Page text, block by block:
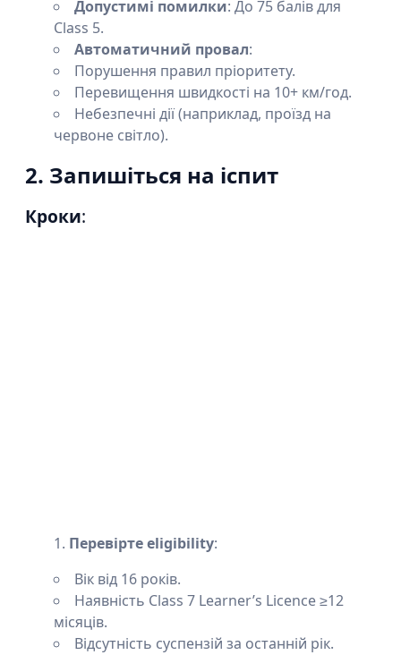
Допустимі помилки: До 75 балів для
Class 5.
Автоматичний провал:
Порушення правил пріоритету.
Перевищення швидкості на 10+ км/год.
Небезпечні дії (наприклад, проїзд на
червоне світло).
2. Запишіться на іспит
Кроки:
Перевірте eligibility:
Вік від 16 років.
Наявність Class 7 Learner’s Licence ≥12
місяців.
Відсутність суспензій за останній рік.